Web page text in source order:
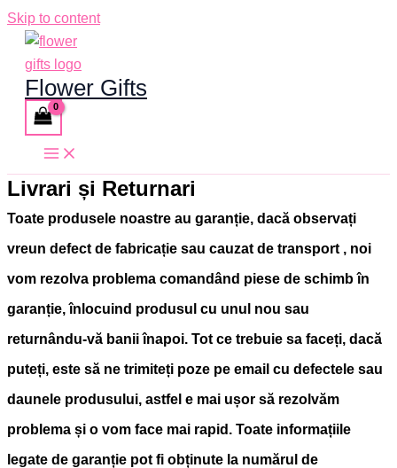
Skip to content
Flower Gifts
Livrari și Returnari
Toate produsele noastre au garanție, dacă observați
vreun defect de fabricație sau cauzat de transport , noi
vom rezolva problema comandând piese de schimb în
garanție, înlocuind produsul cu unul nou sau
returnându-vă banii înapoi. Tot ce trebuie sa faceți, dacă
puteți, este să ne trimiteți poze pe email cu defectele sau
daunele produsului, astfel e mai ușor să rezolvăm
problema și o vom face mai rapid. Toate informațiile
legate de garanție pot fi obținute la numărul de